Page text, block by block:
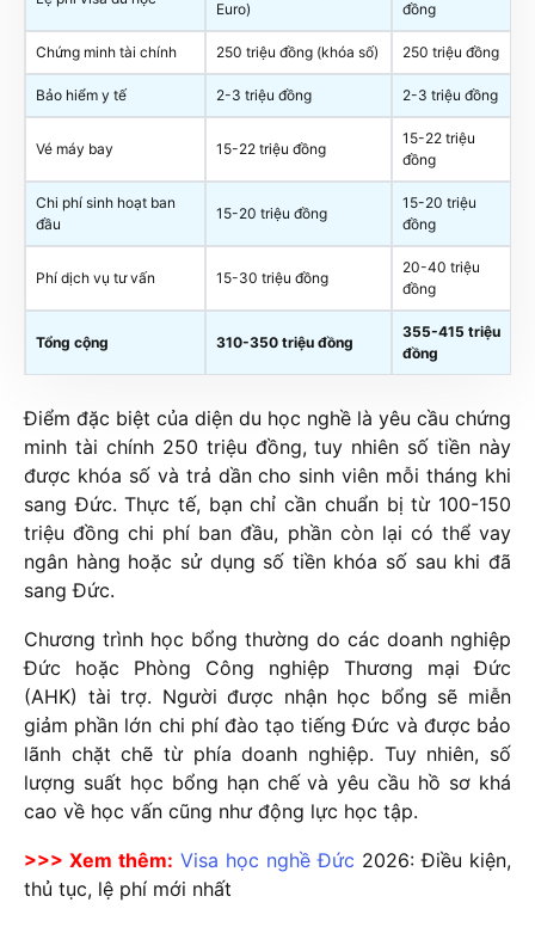
Euro)
đồng
Chứng minh tài chính 250 triệu đồng (khóa số) 250 triệu đồng
Bảo hiểm y tế 2-3 triệu đồng 2-3 triệu đồng
Vé máy bay 15-22 triệu đồng
15-22 triệu
đồng
Chi phí sinh hoạt ban
đầu
15-20 triệu đồng
15-20 triệu
đồng
Phí dịch vụ tư vấn 15-30 triệu đồng
20-40 triệu
đồng
Tổng cộng 310-350 triệu đồng
355-415 triệu
đồng
Điểm đặc biệt của diện du học nghề là yêu cầu chứng
minh tài chính 250 triệu đồng, tuy nhiên số tiền này
được khóa số và trả dần cho sinh viên mỗi tháng khi
sang Đức. Thực tế, bạn chỉ cần chuẩn bị từ 100-150
triệu đồng chi phí ban đầu, phần còn lại có thể vay
ngân hàng hoặc sử dụng số tiền khóa số sau khi đã
sang Đức.
Chương trình học bổng thường do các doanh nghiệp
Đức hoặc Phòng Công nghiệp Thương mại Đức
(AHK) tài trợ. Người được nhận học bổng sẽ miễn
giảm phần lớn chi phí đào tạo tiếng Đức và được bảo
lãnh chặt chẽ từ phía doanh nghiệp. Tuy nhiên, số
lượng suất học bổng hạn chế và yêu cầu hồ sơ khá
cao về học vấn cũng như động lực học tập.
>>> Xem thêm: Visa học nghề Đức 2026: Điều kiện,
thủ tục, lệ phí mới nhất